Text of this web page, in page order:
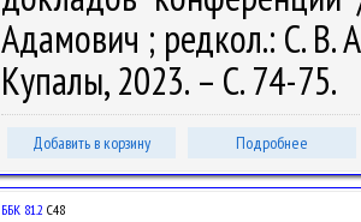
Адамович ; редкол.: С. В.
Купалы, 2023. – С. 74-75.
Добавить в корзину Подробнее
ББК 81.2 С48